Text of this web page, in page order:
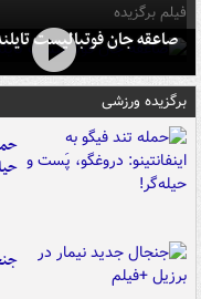
فیلم برگزیده
صاعقه جان فوتبالیست
برگزیده ورزشی